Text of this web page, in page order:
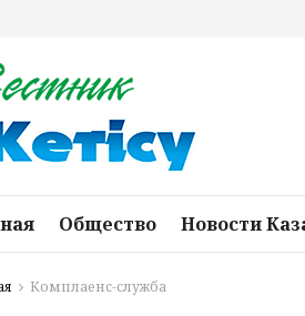
Общество Новости
Комплаенс-служба